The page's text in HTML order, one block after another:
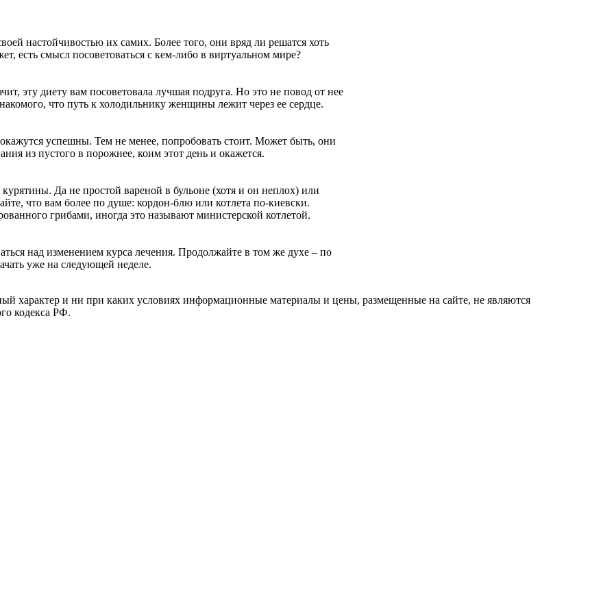
настойчивостью их самих. Более того, они вряд ли решатся хоть
есть смысл посоветоваться с кем-либо в виртуальном мире?
эту диету вам посоветовала лучшая подруга. Но это не повод от нее
что путь к холодильнику женщины лежит через ее сердце.
успешны. Тем не менее, попробовать стоит. Может быть, они
из пустого в порожнее, коим этот день и окажется.
Да не простой вареной в бульоне (хотя и он неплох) или
что вам более по душе: кордон-блю или котлета по-киевски.
грибами, иногда это называют министерской котлетой.
над изменением курса лечения. Продолжайте в том же духе – по
уже на следующей неделе.
характер и ни при каких условиях информационные материалы и цены, размещенные на сайте, не являются
кодекса РФ.